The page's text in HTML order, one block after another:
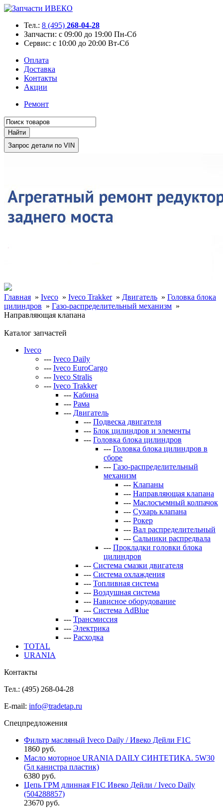
Тел.: 8 (495) 268-04-28
Запчасти: с 09:00 до 19:00 Пн-Сб
Сервис: с 10:00 до 20:00 Вт-Сб
Оплата
Доставка
Контакты
Акции
Ремонт
Главная » Iveco » Iveco Trakker » Двигатель » Головка блока
цилиндров » Газо-распределительный механизм »
Направляющая клапана
Каталог запчастей
Iveco
--- Iveco Daily
--- Iveco EuroCargo
--- Iveco Stralis
--- Iveco Trakker
--- Кабина
--- Рама
--- Двигатель
--- Подвеска двигателя
--- Блок цилиндров и элементы
--- Головка блока цилиндров
--- Головка блока цилиндров в
сборе
--- Газо-распределительный
механизм
--- Клапаны
--- Направляющая клапана
--- Маслосъемный колпачок
--- Сухарь клапана
--- Рокер
--- Вал распределительный
--- Сальники распредвала
--- Прокладки головки блока
цилиндров
--- Система смазки двигателя
--- Система охлаждения
--- Топливная система
--- Воздушная система
--- Нависное оборудование
--- Система AdBlue
--- Трансмиссия
--- Электрика
--- Расходка
TOTAL
URANIA
Контакты
Тел.: (495) 268-04-28
E-mail: info@tradetap.ru
Спецпредложения
Фильтр масляный Iveco Daily / Ивеко Дейли F1C
1860 руб.
Масло моторное URANIA DAILY СИНТЕТИКА. 5W30
(5л канистра пластик)
6380 руб.
Цепь ГРМ длинная F1C Ивеко Дейли / Iveco Daily
(504288857)
23670 руб.